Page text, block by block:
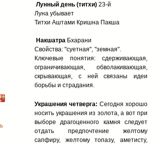
Лунный день (титхи) 23-й
Луна убывает
Титхи Аштами Кришна Пакша
Накшатра Бхарани
Свойства: "суетная", "земная".
Ключевые понятия: сдерживающая,
ограничивающая, обволакивающая,
скрывающая, с ней связаны идеи
борьбы и страдания.
Украшения четверга: Сегодня хорошо
носить украшения из золота, а вот при
выборе драгоценного камня следует
отдать предпочтение желтому
сапфиру, желтому топазу, аметисту,